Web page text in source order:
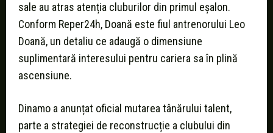
sale au atras atenția cluburilor din primul eșalon.
Conform Reper24h, Doană este fiul antrenorului Leo
Doană, un detaliu ce adaugă o dimensiune
suplimentară interesului pentru cariera sa în plină
ascensiune.
Dinamo a anunțat oficial mutarea tânărului talent,
parte a strategiei de reconstrucție a clubului din